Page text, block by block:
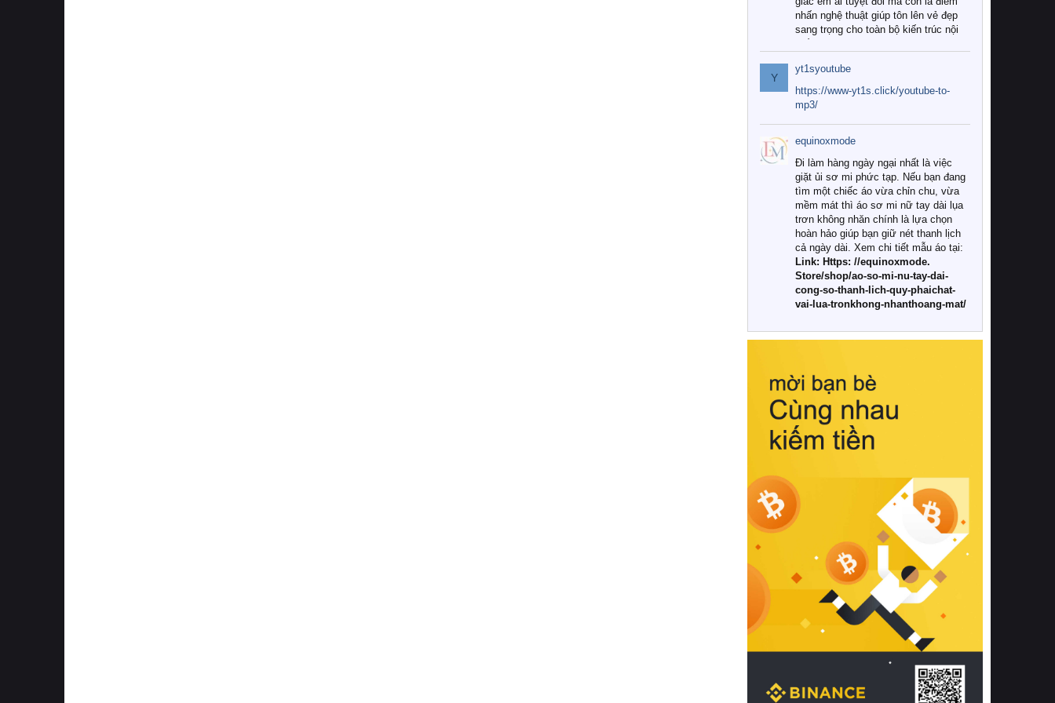
nhấn nghệ thuật giúp tôn lên vẻ đẹp
sang trọng cho toàn bộ kiến trúc nội
Tuy nhiên, giữa thị trường đa dạng
với vô vàn thương hiệu và mẫu mã
như hiện nay, làm thế nào để chọn
được những bộ chăn ga gối đệm cao
cấp thực sự chất lượng, phù hợp với
khí hậu và nhu cầu sử dụng của gia
đình? Hãy cùng chúng tôi đi tìm lời
giải đáp chi tiết qua bài viết dưới đây.
1. Tại sao các gia đình hiện đại lại ưa
chuộng chăn ga gối đệm cao cấp?
Khác với các dòng sản phẩm thông
thường, những bộ chăn ga gối đệm
cao cấp trải qua quy trình sản xuất
nghiêm ngặt từ khâu chọn lọc nguyên
liệu tự nhiên đến công nghệ dệt
nhuộm hiện đại không chứa hóa chất
này, bạn sẽ cảm nhận rõ rệt sự khác
hồi chuẩn xác của phần đệm nâng đỡ
cột sống.
Bên cạnh đó, việc lựa chọn các dòng
sản phẩm đạt chuẩn chất lượng quốc
tế còn giúp ngăn ngừa tình trạng kích
khuẩn và nấm mốc trong điều kiện
thời tiết nóng ẩm. Bạn có thể tìm hiểu
thêm các nghiên cứu khoa học về tác
động của giấc ngủ và môi trường
phòng ngủ đối với sức khỏe con
người tại Sleep Foundation (External
Link) để có cái nhìn toàn diện hơn.
2. Các tiêu chí vàng khi lựa chọn
chăn ga gối đệm cao cấp cho phòng
ngủ
Để sở hữu một bộ chăn ga gối đệm
cao cấp hoàn hảo cả về thẩm mỹ lẫn
công năng, người tiêu dùng cần cân
nhắc kỹ lưỡng các tiêu chí quan trọng
Y
yt1syoutube
https://www-yt1s.click/youtube-to-
mp3/
equinoxmode
Đi làm hàng ngày ngại nhất là việc
giặt ủi sơ mi phức tạp. Nếu bạn đang
tìm một chiếc áo vừa chỉn chu, vừa
mềm mát thì áo sơ mi nữ tay dài lụa
trơn không nhăn chính là lựa chọn
hoàn hảo giúp bạn giữ nét thanh lịch
cả ngày dài. Xem chi tiết mẫu áo tại:
Link: Https: //equinoxmode.
Store/shop/ao-so-mi-nu-tay-dai-
cong-so-thanh-lich-quy-phaichat-
vai-lua-tronkhong-nhanthoang-mat/